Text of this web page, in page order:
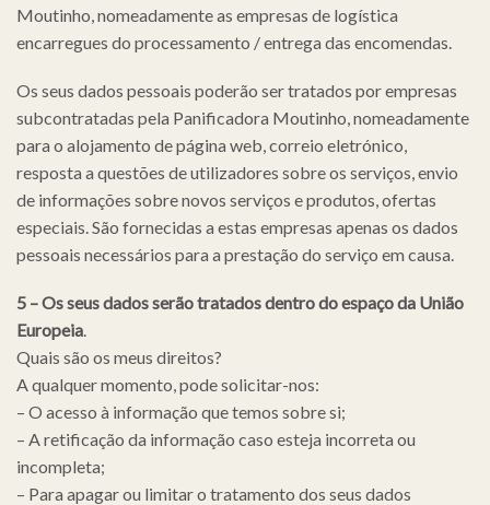
Moutinho, nomeadamente as empresas de logística
encarregues do processamento / entrega das encomendas.
Os seus dados pessoais poderão ser tratados por empresas
subcontratadas pela Panificadora Moutinho, nomeadamente
para o alojamento de página web, correio eletrónico,
resposta a questões de utilizadores sobre os serviços, envio
de informações sobre novos serviços e produtos, ofertas
especiais. São fornecidas a estas empresas apenas os dados
pessoais necessários para a prestação do serviço em causa.
5 – Os seus dados serão tratados dentro do espaço da União
Europeia
Quais são os meus direitos?
A qualquer momento, pode solicitar-nos:
– O acesso à informação que temos sobre si;
– A retificação da informação caso esteja incorreta ou
incompleta;
– Para apagar ou limitar o tratamento dos seus dados